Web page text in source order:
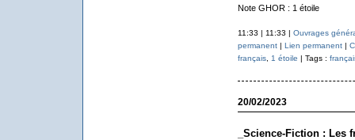
Note GHOR : 1 étoile
11:33 | 11:33 | Ouvrages
permanent| Lien permanent|
français, 1 étoile | Tags :
20/02/2023
_Science-Fiction : Les